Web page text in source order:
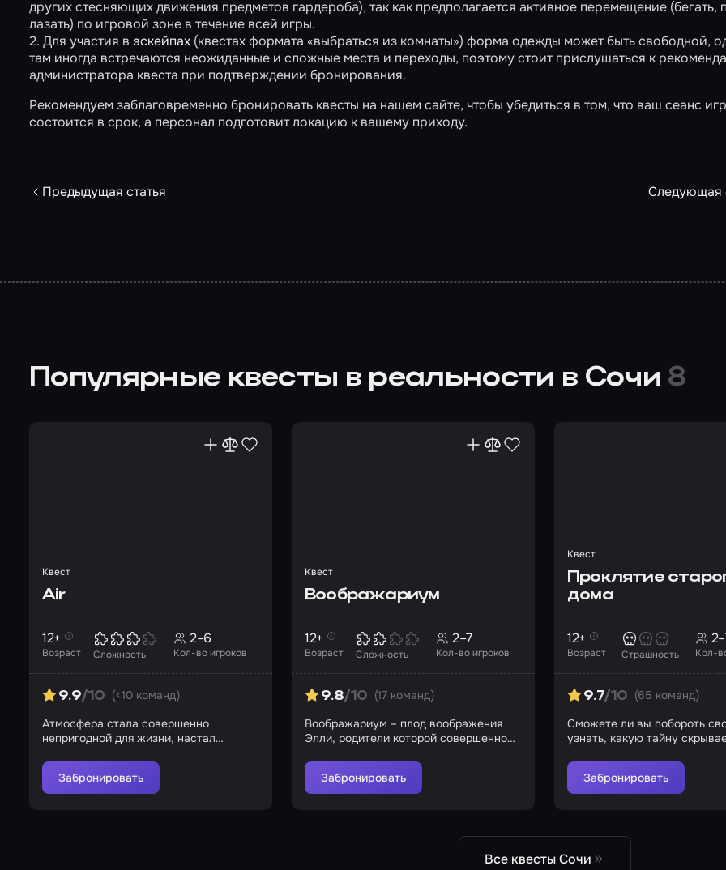
других стесняющих движения предметов гардероба), так как предполагается активное перемещение (бегать,
лазать) по игровой зоне в течение всей игры.
2. Для участия в эскейпах (квестах формата «выбраться из комнаты») форма одежды может быть свободной,
там иногда встречаются неожиданные и сложные места и переходы, поэтому стоит прислушаться к
администратора квеста при подтверждении бронирования.
Рекомендуем заблаговременно бронировать квесты на нашем сайте, чтобы убедиться в том, что ваш сеанс
состоится в срок, а персонал подготовит локацию к вашему приходу.
Предыдущая статья Следующая
Популярные квесты в реальности в Сочи 8
Квест
Air
Возраст
12+
Сложность Кол-во игроков
2–6
9.9/10 (<10 команд)
Атмосфера стала совершенно
непригодной для жизни, настал
Забронировать
Квест
Воображариум
Возраст
12+
Сложность Кол-во игроков
2–7
9.8/10 (17 команд)
Воображариум – плод воображения
Элли, родители которой совершенно
Забронировать
Квест
Проклятие
дома
Возраст
12+
Страшность Кол-
9.7/10 (65 команд)
Сможете ли вы побороть
узнать, какую тайну
Забронировать
Все квесты Сочи